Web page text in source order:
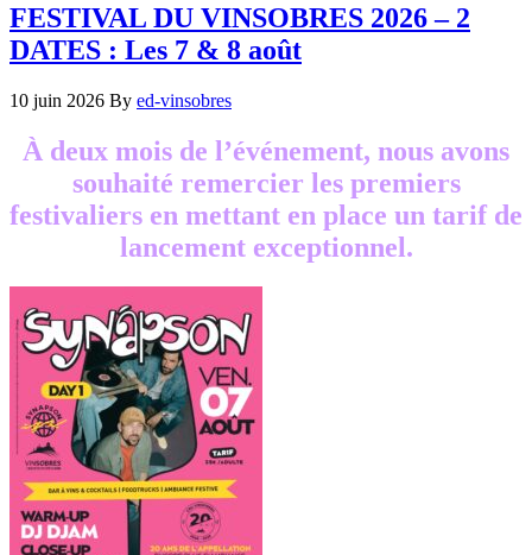
FESTIVAL DU VINSOBRES 2026 – 2
DATES : Les 7 & 8 août
10 juin 2026 By ed-vinsobres
À deux mois de l’événement, nous avons
souhaité remercier les premiers
festivaliers en mettant en place un tarif de
lancement exceptionnel.